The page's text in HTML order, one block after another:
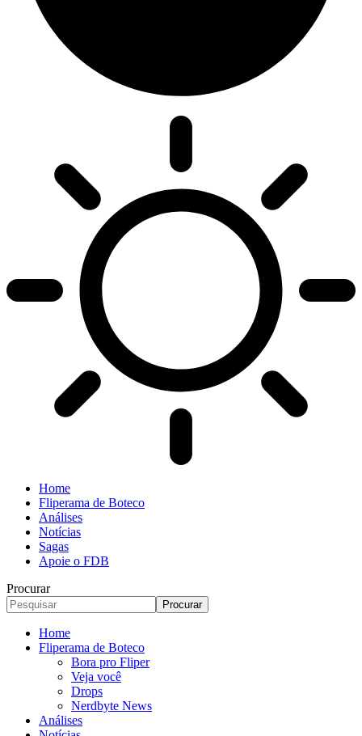
Home
Fliperama de Boteco
Análises
Notícias
Sagas
Apoie o FDB
Procurar
Home
Fliperama de Boteco
Bora pro Fliper
Veja você
Drops
Nerdbyte News
Análises